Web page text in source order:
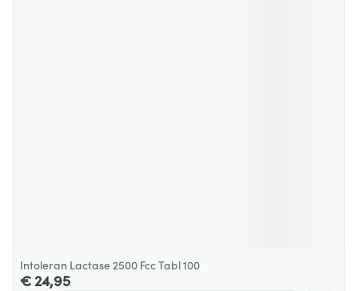
Intoleran Lactase 2500 Fcc Tabl 100
€ 24,95